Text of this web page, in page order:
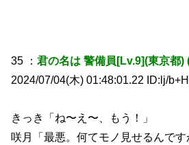
35 ：君の名は 警備員[Lv.9](東京都)
2024/07/04(木) 01:48:01.22 ID:lj/
きっき「ね〜え〜、もう！」
咲月「最悪。何てモノ見せるんです